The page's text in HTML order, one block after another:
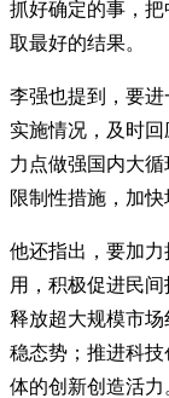
抓好确定的事，
取最好的结果。
李强也提到，要
实施情况，及时
力点做强国内大
限制性措施，加
他还指出，要加
用，积极促进民
释放超大规模市
稳态势；推进科
体的创新创造活力